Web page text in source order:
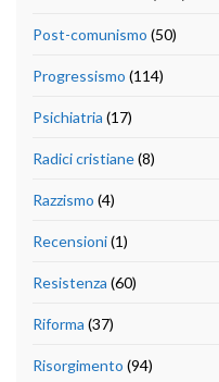
Post-comunismo (50)
Progressismo (114)
Psichiatria (17)
Radici cristiane(8)
Razzismo (4)
Recensioni(1)
Resistenza (60)
Riforma (37)
Risorgimento (94)